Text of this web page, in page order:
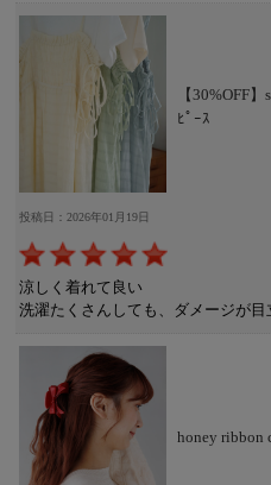
【30%OFF
ﾋﾟｰｽ
投稿日：2026年01月19日
涼しく着れて良い
洗濯たくさんしても、ダメージが目
honey ribbon